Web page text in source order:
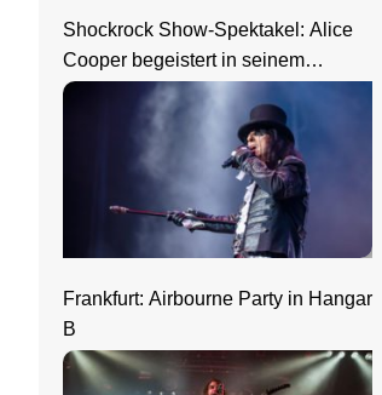
Shockrock Show-Spektakel: Alice
Cooper begeistert in seinem
Nightmare Castle
Frankfurt: Airbourne Party in Hangar
B